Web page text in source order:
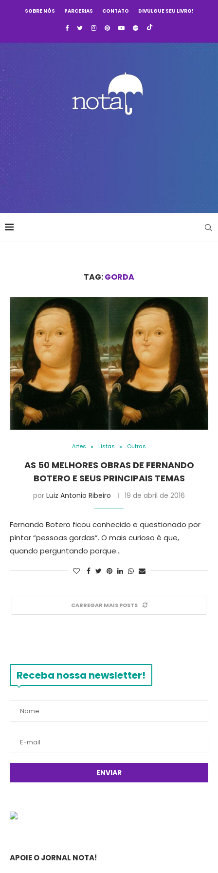
SOBRE NÓS PARCERIAS CONTATO DIVULGUE SEU LIVRO!
TAG:GORDA
Artes Listas Outras
AS 50 MELHORES OBRAS DE FERNANDO
BOTERO E SEUS PRINCIPAIS TEMAS
por Luiz Antonio Ribeiro 19 de abril de 2016
Fernando Botero ficou conhecido e questionado por
pintar “pessoas gordas”. O mais curioso é que,
quando perguntando porque…
CARREGAR MAIS POSTS
Receba nossa newsletter!
APOIE O JORNAL NOTA!